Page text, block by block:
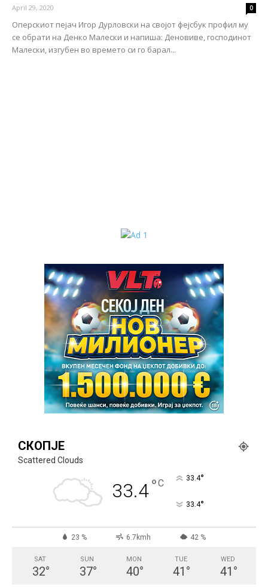
April 29, 2020 0
Оперскиот пејач Игор Дурловски на својот фејсбук профил му
се обрати на Денко Малески и напиша: Деновиве, господинот
Малески, изгубен во времето си го барал...
СКОПЈЕ
Scattered Clouds
33.4°C 33.4°
33.4°
23 % 6.7kmh 42 %
SAT
32°
SUN
37°
MON
40°
TUE
41 °
WED
41 °